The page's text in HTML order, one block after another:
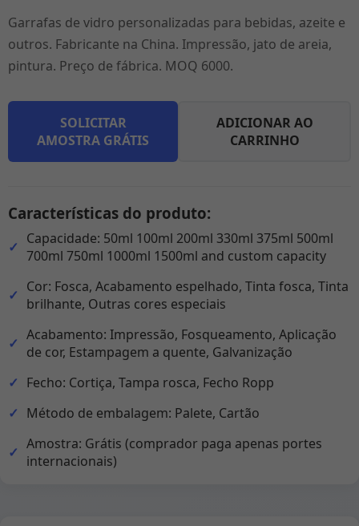
Garrafas de vidro personalizadas para bebidas, azeite e
outros. Fabricante na China. Impressão, jato de areia,
pintura. Preço de fábrica. MOQ 6000.
SOLICITAR
AMOSTRA GRÁTIS
ADICIONAR AO
CARRINHO
Características do produto:
Capacidade: 50ml 100ml 200ml 330ml 375ml 500ml
700ml 750ml 1000ml 1500ml and custom capacity
Cor: Fosca, Acabamento espelhado, Tinta fosca, Tinta
brilhante, Outras cores especiais
Acabamento: Impressão, Fosqueamento, Aplicação
de cor, Estampagem a quente, Galvanização
Fecho: Cortiça, Tampa rosca, Fecho Ropp
Método de embalagem: Palete, Cartão
Amostra: Grátis (comprador paga apenas portes
internacionais)